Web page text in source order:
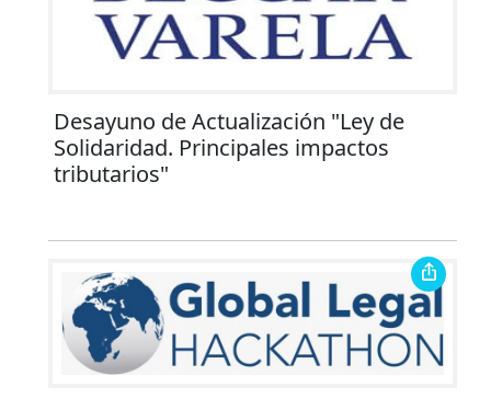
Desayuno de Actualización "Ley de
Solidaridad. Principales impactos
tributarios"